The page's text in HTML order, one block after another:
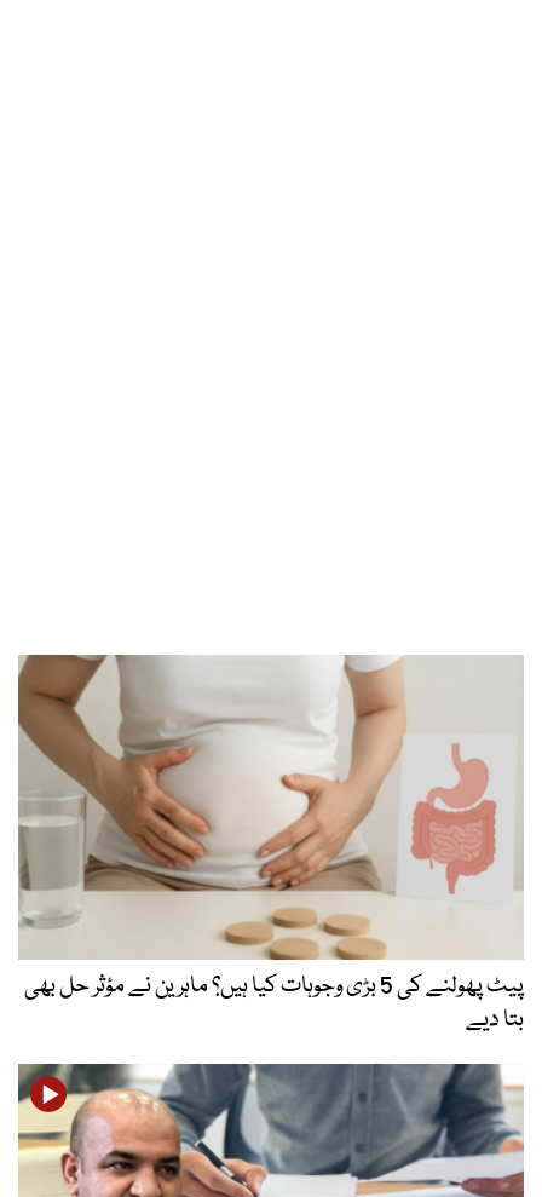
پیٹ پھولنے کی 5 بڑی وجوہات کیا ہیں؟ ماہرین نے مؤثر حل بھی
بتا دیے